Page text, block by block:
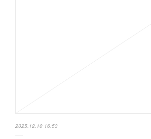
2025.12.10 16:53